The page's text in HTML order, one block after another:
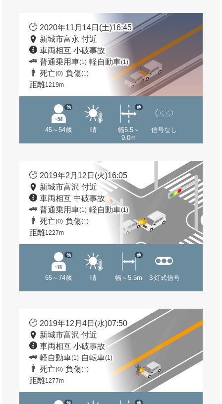
2020年11月14日(土)16:45
新城市富永 付近
車両相互 小破事故
普通乗用車(1) 軽自動車(1)
死亡(0) 負傷(1)
距離1219m
45～54歳
他
晴
幅5.5～
9.0m
他
信号なし
2019年2月12日(火)16:05
新城市富沢 付近
車両相互 中破事故
普通乗用車(1) 軽自動車(1)
死亡(0) 負傷(1)
距離1227m
65～74歳
他
晴 幅～5.5m
他
３灯式信号
2019年12月4日(水)07:50
新城市富沢 付近
車両相互 小破事故
軽自動車(1) 自転車(1)
死亡(0) 負傷(1)
距離1277m
他 他